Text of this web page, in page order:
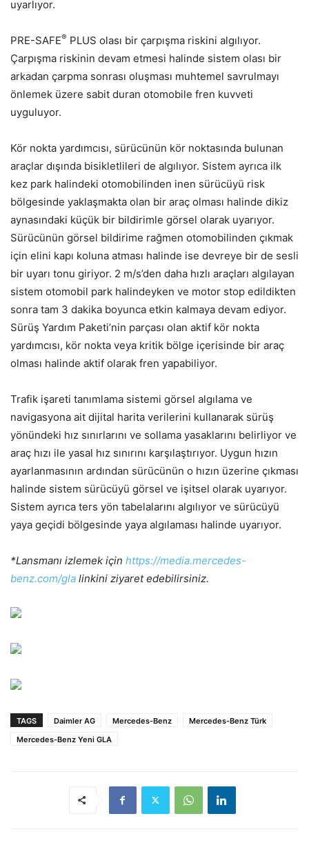
uyarlıyor.
PRE-SAFE® PLUS olası bir çarpışma riskini algılıyor.
Çarpışma riskinin devam etmesi halinde sistem olası bir
arkadan çarpma sonrası oluşması muhtemel savrulmayı
önlemek üzere sabit duran otomobile fren kuvveti
uyguluyor.
Kör nokta yardımcısı, sürücünün kör noktasında bulunan
araçlar dışında bisikletlileri de algılıyor. Sistem ayrıca ilk
kez park halindeki otomobilinden inen sürücüyü risk
bölgesinde yaklaşmakta olan bir araç olması halinde dikiz
aynasındaki küçük bir bildirimle görsel olarak uyarıyor.
Sürücünün görsel bildirime rağmen otomobilinden çıkmak
için elini kapı koluna atması halinde ise devreye bir de sesli
bir uyarı tonu giriyor. 2 m/s’den daha hızlı araçları algılayan
sistem otomobil park halindeyken ve motor stop edildikten
sonra tam 3 dakika boyunca etkin kalmaya devam ediyor.
Sürüş Yardım Paketi’nin parçası olan aktif kör nokta
yardımcısı, kör nokta veya kritik bölge içerisinde bir araç
olması halinde aktif olarak fren yapabiliyor.
Trafik işareti tanımlama sistemi görsel algılama ve
navigasyona ait dijital harita verilerini kullanarak sürüş
yönündeki hız sınırlarını ve sollama yasaklarını belirliyor ve
araç hızı ile yasal hız sınırını karşılaştırıyor. Uygun hızın
ayarlanmasının ardından sürücünün o hızın üzerine çıkması
halinde sistem sürücüyü görsel ve işitsel olarak uyarıyor.
Sistem ayrıca ters yön tabelalarını algılıyor ve sürücüyü
yaya geçidi bölgesinde yaya algılaması halinde uyarıyor.
*Lansmanı izlemek için https://media.mercedes-
benz.com/gla linkini ziyaret edebilirsiniz.
TAGS Daimler AG Mercedes-Benz
Mercedes-Benz Türk
Mercedes-Benz Yeni GLA